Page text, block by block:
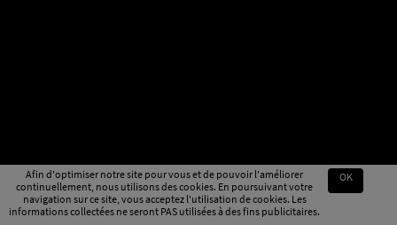
Afin d'optimiser notre site pour vous et de pouvoir l'améliorer
continuellement, nous utilisons des cookies. En poursuivant votre
navigation sur ce site, vous acceptez l'utilisation de cookies. Les
informations collectées ne seront PAS utilisées à des fins publicitaires.
OK